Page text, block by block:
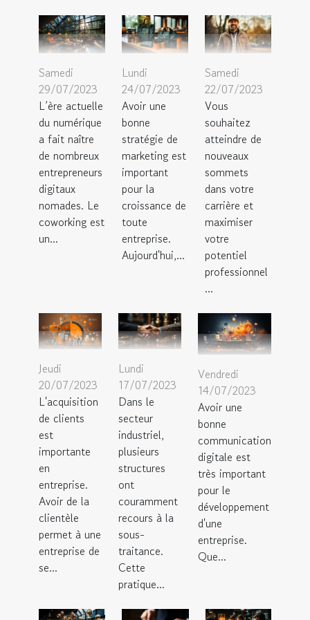
Samedi
29/07/2023
L’ère actuelle
du numérique
a fait naître
de nombreux
entrepreneurs
digitaux
nomades. Le
coworking est
un...
Lundi
24/07/2023
Avoir une
bonne
stratégie de
marketing est
important
pour la
croissance de
toute
entreprise.
Aujourd'hui,...
Samedi
22/07/2023
Vous
souhaitez
atteindre de
nouveaux
sommets
dans votre
carrière et
maximiser
votre
potentiel
professionnel
...
Jeudi
20/07/2023
L'acquisition
de clients
est
importante
en
entreprise.
Avoir de la
clientèle
permet à une
entreprise de
se...
Lundi
17/07/2023
Dans le
secteur
industriel,
plusieurs
structures
ont
couramment
recours à la
sous-
traitance.
Cette
pratique...
Vendredi
14/07/2023
Avoir une
bonne
communication
digitale est
très important
pour le
développement
d'une
entreprise.
Que...